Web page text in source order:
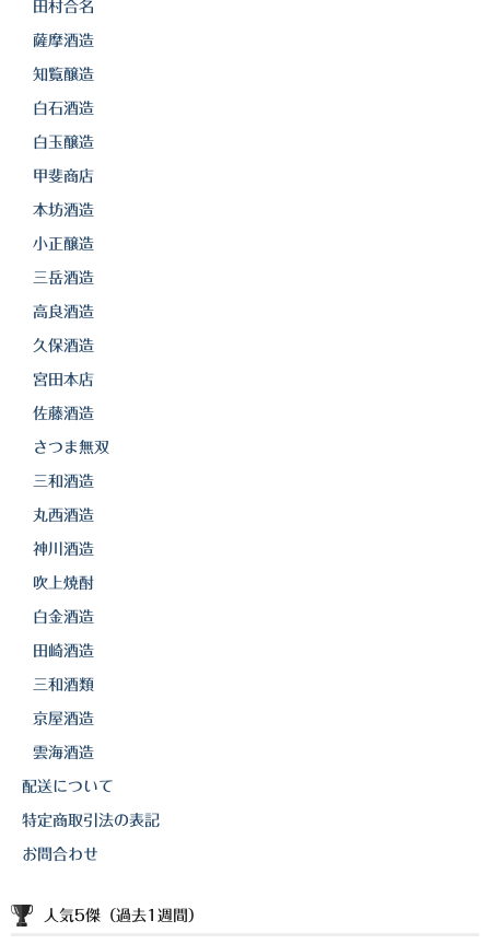
田村合名
薩摩酒造
知覧醸造
白石酒造
白玉醸造
甲斐商店
本坊酒造
小正醸造
三岳酒造
高良酒造
久保酒造
宮田本店
佐藤酒造
さつま無双
三和酒造
丸西酒造
神川酒造
吹上焼酎
白金酒造
田崎酒造
三和酒類
京屋酒造
雲海酒造
配送について
特定商取引法の表記
お問合わせ
人気5傑（過去1週間）